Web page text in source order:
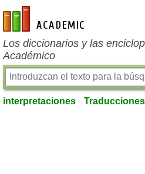
es-academic.com
Los diccionarios y las
Académico
interpretaciones Traducciones